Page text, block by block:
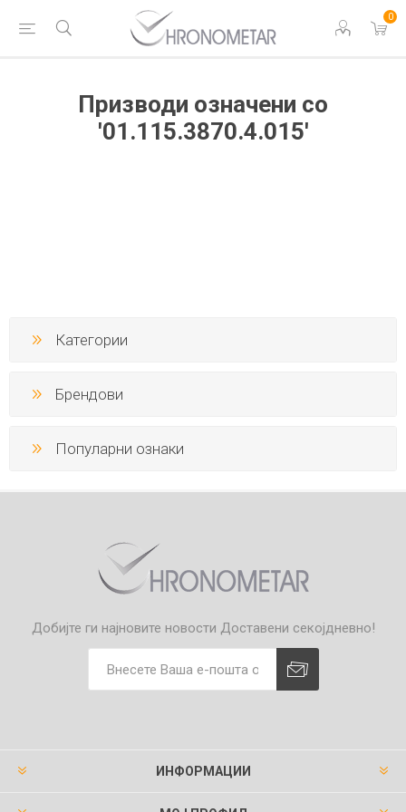
0
Призводи означени со
'01.115.3870.4.015'
Категории
Брендови
Популарни ознаки
Добијте ги најновите новости Доставени секојдневно!
ИНФОРМАЦИИ